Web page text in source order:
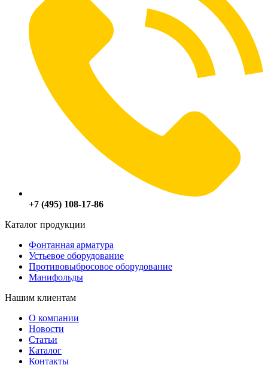
+7 (495) 108-17-86
Каталог продукции
Фонтанная арматура
Устьевое оборудование
Противовыбросовое оборудование
Манифольды
Нашим клиентам
О компании
Новости
Статьи
Каталог
Контакты